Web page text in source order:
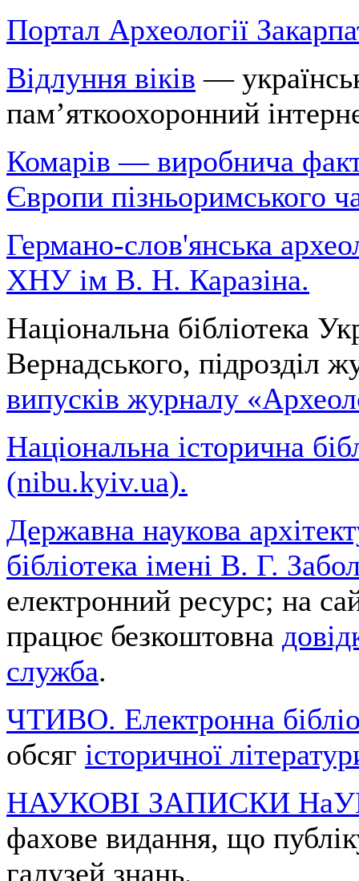
Портал Археології
Відлуння віків —
пам’яткоохоронний
Комарів — виробнича
Європи пізньоримського
Германо-слов'янська
ХНУ ім В. Н. Каразіна.
Національна бібліотека
Вернадського, підрозділ
випусків журналу
Національна історична
(nibu.kyiv.ua).
Державна наукова
бібліотека імені В. Г.
електронний ресурс; на
працює безкоштовна
служба.
ЧТИВО. Електронна
обсяг історичної
НАУКОВІ ЗАПИСКИ
фахове видання, що
галузей знань.